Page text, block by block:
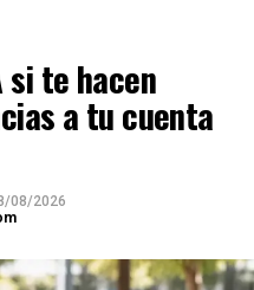
si te hacen
a tu cuenta
08/2026